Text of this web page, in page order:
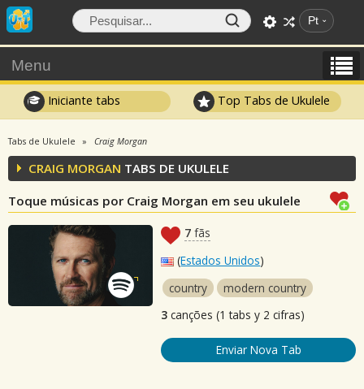
Pt
Menu
Iniciante tabs Top Tabs de Ukulele
Tabs de Ukulele Craig Morgan
CRAIG MORGAN TABS DE UKULELE
Toque músicas por Craig Morgan em seu ukulele
7 fãs
(Estados Unidos)
country
modern country
3 canções (1 tabs y 2 cifras)
Enviar Nova Tab